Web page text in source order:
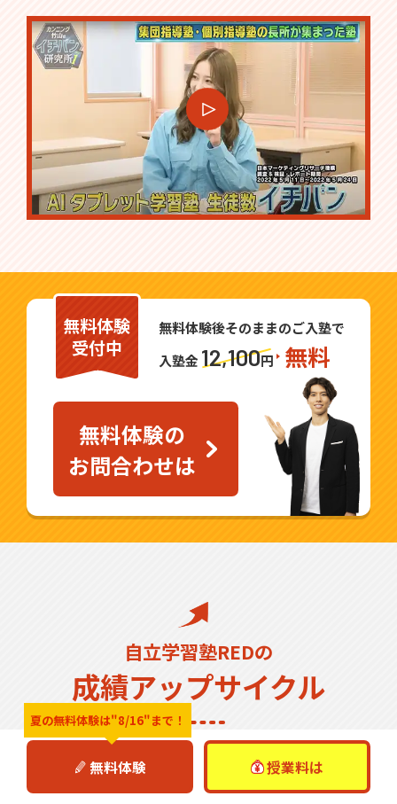
無料体験
受付中
無料体験後そのままのご入塾で
入塾金 12,100円 無料
無料体験の
お問合わせは
自立学習塾REDの
成績アップサイクル
夏の無料体験は"8/16"まで！
無料体験 授業料は